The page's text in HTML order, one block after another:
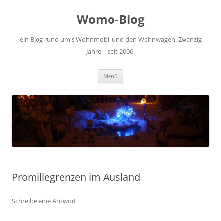
Womo-Blog
ein Blog rund um's Wohnmobil und den Wohnwagen. Zwanzig
Jahre – seit 2006.
Menü
Promillegrenzen im Ausland
Schreibe eine Antwort